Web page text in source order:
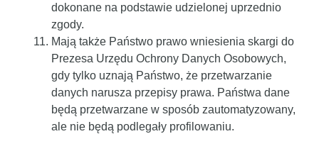
dokonane na podstawie udzielonej uprzednio
zgody.
Mają także Państwo prawo wniesienia skargi do
Prezesa Urzędu Ochrony Danych Osobowych,
gdy tylko uznają Państwo, że przetwarzanie
danych narusza przepisy prawa. Państwa dane
będą przetwarzane w sposób zautomatyzowany,
ale nie będą podlegały profilowaniu.